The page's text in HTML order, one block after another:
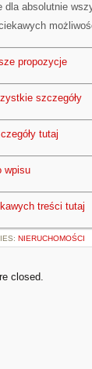
dla absolutnie
propozycje
szczegóły
tutaj
wpisu
treści tutaj
NIERUCHOMOŚCI
closed.